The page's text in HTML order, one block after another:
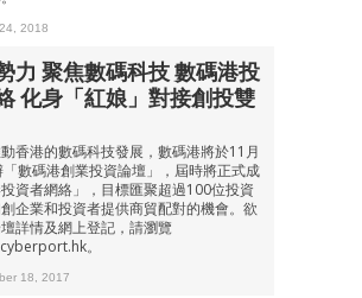
2018
力 聚焦數碼科技 數碼港投
化身「紅娘」對接創投雙
香港的數碼科技發展，數碼港將於11月
數碼港創業投資論壇」，屆時將正式成
資者網絡」，目標匯聚超過100位投資
企業和投資者提供商貿配對的機會。欲
詳情及網上登記，請瀏覽
。
18, 2017